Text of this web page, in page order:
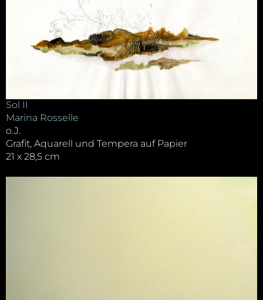
Sol II
Marina Rosselle
o.J.
Grafit, Aquarell und Tempera auf Papier
21 x 28,5 cm